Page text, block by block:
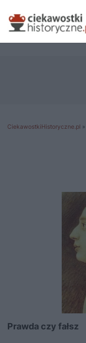
CiekawostkiHistoryczne.pl »
Prawda czy fałsz